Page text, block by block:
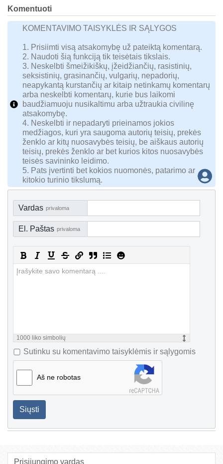
Komentuoti
KOMENTAVIMO TAISYKLĖS IR SĄLYGOS
1. Prisiimti visą atsakomybę už pateiktą komentarą.
2. Naudoti šią funkciją tik teisėtais tikslais.
3. Neskelbti šmeižikiškų, įžeidžiančių, rasistinių,
seksistinių, grasinančių, vulgarių, nepadorių,
neapykantą kurstančių ar kitaip netinkamų komentarų
arba neskelbti komentarų, kurie bus laikomi
baudžiamuoju nusikaltimu arba užtraukia civilinę
atsakomybę.
4. Neskelbti ir nepadaryti prieinamos jokios
medžiagos, kuri yra saugoma autorių teisių, prekės
ženklo ar kitų nuosavybės teisių, be aiškaus autorių
teisių, prekės ženklo ar bet kurios kitos nuosavybės
teisės savininko leidimo.
5. Pats įvertinti bet kokios nuomonės, patarimo ar
kitokio turinio tikslumą.
Vardas privaloma
El. Paštas privaloma
1000 liko simbolių
Sutinku su komentavimo taisyklėmis ir sąlygomis
Aš ne robotas
Siųsti
Prisijungimo vardas